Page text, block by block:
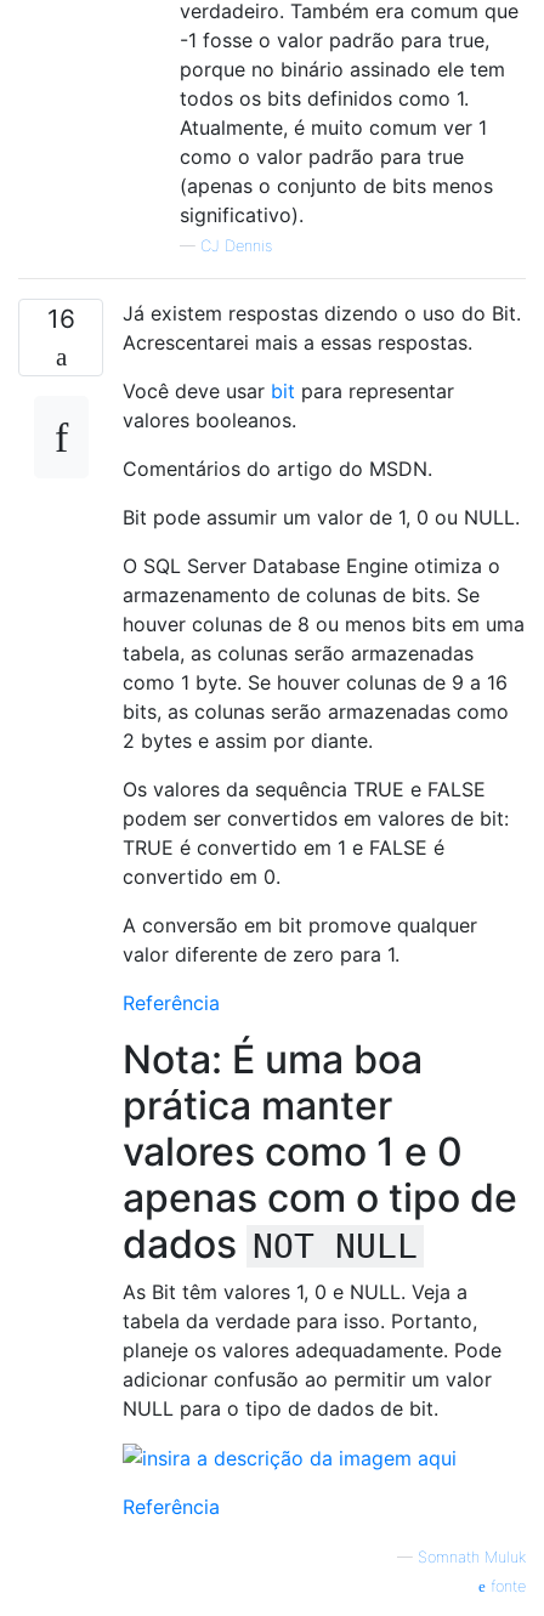
verdadeiro. Também era comum que
-1 fosse o valor padrão para true,
porque no binário assinado ele tem
todos os bits definidos como 1.
Atualmente, é muito comum ver 1
como o valor padrão para true
(apenas o conjunto de bits menos
significativo).
— CJ Dennis
16
Já existem respostas dizendo o uso do Bit.
Acrescentarei mais a essas respostas.
Você deve usar bit para representar
valores booleanos.
Comentários do artigo do MSDN.
Bit pode assumir um valor de 1, 0 ou NULL.
O SQL Server Database Engine otimiza o
armazenamento de colunas de bits. Se
houver colunas de 8 ou menos bits em uma
tabela, as colunas serão armazenadas
como 1 byte. Se houver colunas de 9 a 16
bits, as colunas serão armazenadas como
2 bytes e assim por diante.
Os valores da sequência TRUE e FALSE
podem ser convertidos em valores de bit:
TRUE é convertido em 1 e FALSE é
convertido em 0.
A conversão em bit promove qualquer
valor diferente de zero para 1.
Referência
Nota: É uma boa
prática manter
valores como 1 e 0
apenas com o tipo de
dados NOT NULL
As Bit têm valores 1, 0 e NULL. Veja a
tabela da verdade para isso. Portanto,
planeje os valores adequadamente. Pode
adicionar confusão ao permitir um valor
NULL para o tipo de dados de bit.
Referência
— Somnath Muluk
fonte